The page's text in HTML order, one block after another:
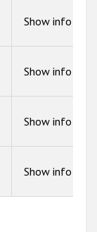
Show info
Show info
Show info
Show info